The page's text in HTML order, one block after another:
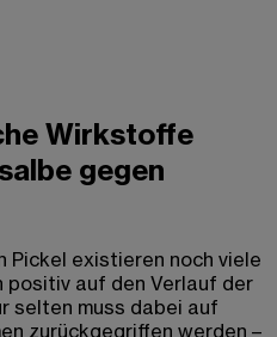
Wirkstoffe
gegen
Pickel existieren noch viele
auf den Verlauf der
selten muss dabei auf
zurückgegriffen werden –